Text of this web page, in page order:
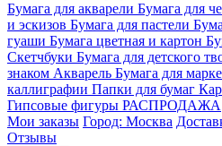
Бумага для акварели Бумага для
и эскизов Бумага для пастели
гуаши Бумага цветная и картон
Скетчбуки Бумага для детского
знаком Акварель Бумага для
каллиграфии Папки для бумаг
Гипсовые фигуры РАСПРОДАЖА
Мои заказы Город: Москва
Отзывы